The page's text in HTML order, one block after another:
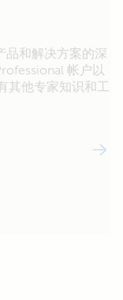
品和解决方案的深
帐户以
其他专家知识和工